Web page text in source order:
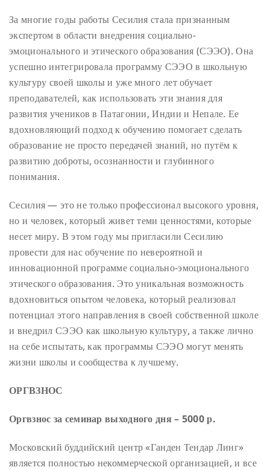
За многие годы работы Сесилия стала признанным
экспертом в области внедрения социально-
эмоционального и этического образования (СЭЭО). Она
успешно интегрировала программу СЭЭО в школьную
культуру своей школы и уже много лет обучает
преподавателей, как использовать эти знания для
развития учеников в Патагонии, Индии и Непале. Ее
вдохновляющий подход к обучению помогает сделать
образование не просто передачей знаний, но путём к
развитию доброты, осознанности и глубинного
понимания.
Сесилия — это не только профессионал высокого уровня,
но и человек, который живет теми ценностями, которые
несет миру. В этом году мы пригласили Сесилию
провести для нас обучение по невероятной и
инновационной программе социально-эмоционального
этического образования. Это уникальная возможность
вдохновиться опытом человека, который реализовал
потенциал этого направления в своей собственной школе
и внедрил СЭЭО как школьную культуру, а также лично
на себе испытать, как программы СЭЭО могут менять
жизни школы и сообщества к лучшему.
ОРГВЗНОС
Оргвзнос за семинар выходного дня – 5000 р.
Московский буддийский центр «Ганден Тендар Линг»
является полностью некоммерческой организацией, и все